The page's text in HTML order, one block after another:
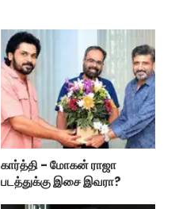
கார்த்தி - மோகன் ராஜா
படத்துக்கு இசை இவரா?